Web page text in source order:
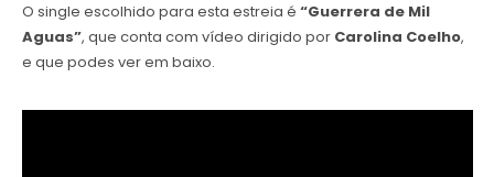
O single escolhido para esta estreia é “Guerrera de Mil
Aguas”, que conta com vídeo dirigido por Carolina Coelho,
e que podes ver em baixo.